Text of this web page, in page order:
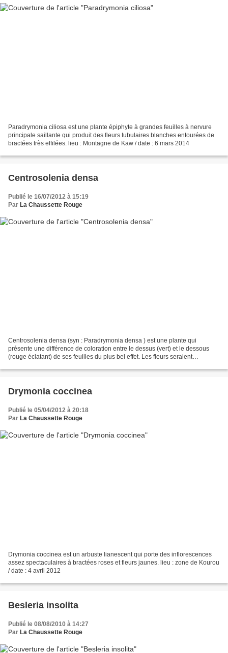
Paradrymonia ciliosa est une plante épiphyte à grandes feuilles à nervure
principale saillante qui produit des fleurs tubulaires blanches entourées de
bractées très effilées. lieu : Montagne de Kaw / date : 6 mars 2014
Centrosolenia densa
Publié le 16/07/2012 à 15:19
Par La Chaussette Rouge
Centrosolenia densa (syn : Paradrymonia densa ) est une plante qui
présente une différence de coloration entre le dessus (vert) et le dessous
(rouge éclatant) de ses feuilles du plus bel effet. Les fleurs seraient
Drymonia coccinea
Publié le 05/04/2012 à 20:18
Par La Chaussette Rouge
Drymonia coccinea est un arbuste lianescent qui porte des inflorescences
assez spectaculaires à bractées roses et fleurs jaunes. lieu : zone de Kourou
/ date : 4 avril 2012
Besleria insolita
Publié le 08/08/2010 à 14:27
Par La Chaussette Rouge